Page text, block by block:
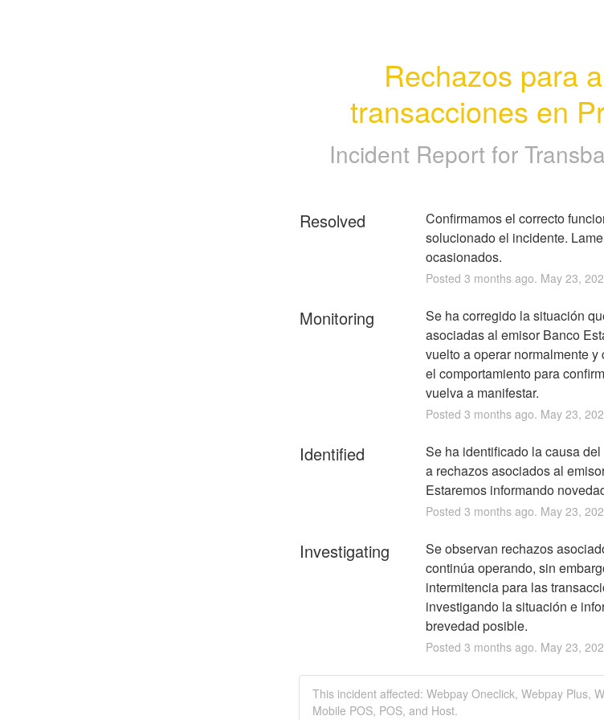
Rechazos para
transacciones en
Incident Report for
Resolved
Confirmamos el correcto
solucionado el incidente.
ocasionados.
Posted 3 months ago. May 23,
Monitoring
Se ha corregido la situación
asociadas al emisor Banco
vuelto a operar normalmente
el comportamiento para
vuelva a manifestar.
Posted 3 months ago. May 23,
Identified
Se ha identificado la causa
a rechazos asociados al
Estaremos informando
Posted 3 months ago. May 23,
Investigating
Se observan rechazos
continúa operando, sin
intermitencia para las
investigando la situación e
brevedad posible.
Posted 3 months ago. May 23,
This incident affected: Webpay Oneclick, Webpay Plus,
Mobile POS, POS, and Host.